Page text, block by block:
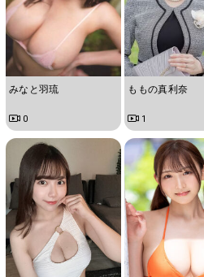
みなと羽琉
0
ももの真利奈
1